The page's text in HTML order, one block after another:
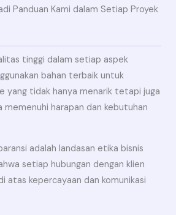
Panduan Kami dalam Setiap Proyek
tinggi dalam setiap aspek
bahan terbaik untuk
yang tidak hanya menarik tetapi juga
memenuhi harapan dan kebutuhan
adalah landasan etika bisnis
setiap hubungan dengan klien
atas kepercayaan dan komunikasi